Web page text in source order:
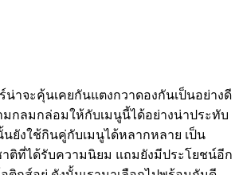
น่าจะคุ้นเคยกันแตงกวาดองกันเป็นอย่างดี
มกลมกล่อมให้กับเมนูนี้ได้อย่างน่าประทับ
นยังใช้กินคู่กับเมนูได้หลากหลาย เป็น
าติที่ได้รับความนิยม แถมยังมีประโยชน์อีก